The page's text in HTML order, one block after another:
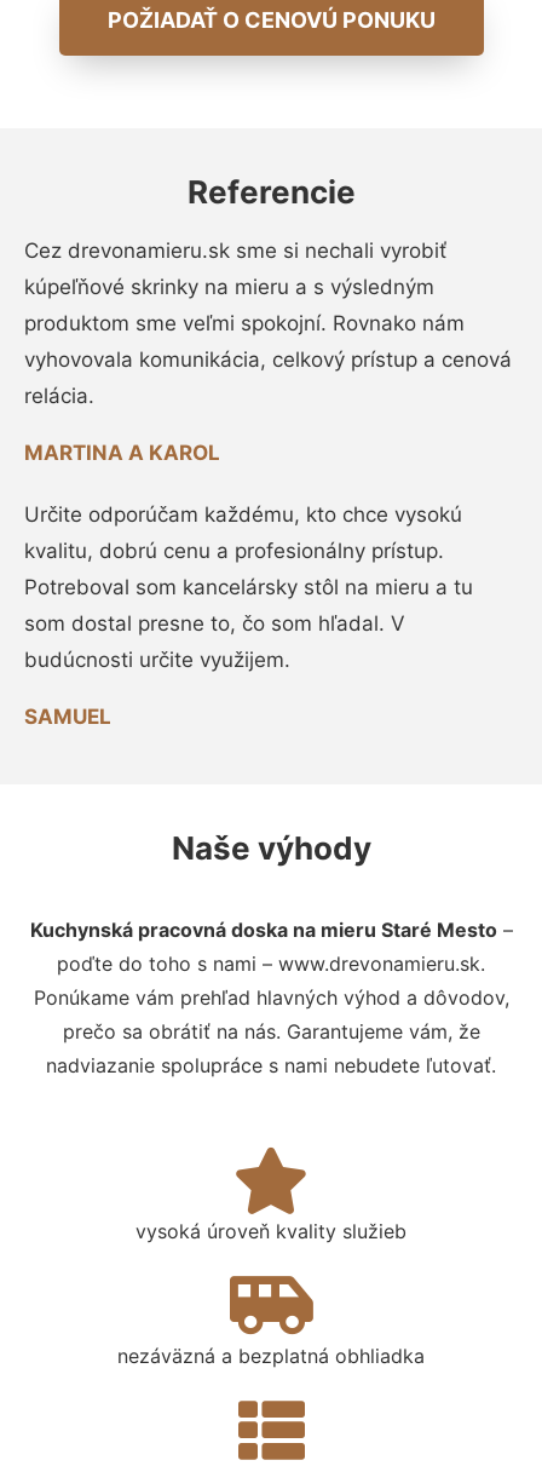
POŽIADAŤ O CENOVÚ PONUKU
Referencie
Cez drevonamieru.sk sme si nechali vyrobiť
kúpeľňové skrinky na mieru a s výsledným
produktom sme veľmi spokojní. Rovnako nám
vyhovovala komunikácia, celkový prístup a cenová
relácia.
MARTINA A KAROL
Určite odporúčam každému, kto chce vysokú
kvalitu, dobrú cenu a profesionálny prístup.
Potreboval som kancelársky stôl na mieru a tu
som dostal presne to, čo som hľadal. V
budúcnosti určite využijem.
SAMUEL
Naše výhody
Kuchynská pracovná doska na mieru Staré Mesto–
poďte do toho s nami – www.drevonamieru.sk.
Ponúkame vám prehľad hlavných výhod a dôvodov,
prečo sa obrátiť na nás. Garantujeme vám, že
nadviazanie spolupráce s nami nebudete ľutovať.
vysoká úroveň kvality služieb
nezáväzná a bezplatná obhliadka